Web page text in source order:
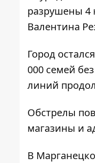
разрушены 4
Валентина
Город
000 семей
линий
Обстрелы
магазины и
В